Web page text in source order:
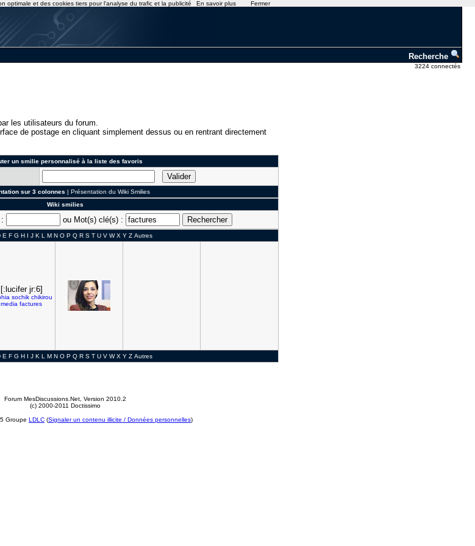
Recherche
3224 connectés
les utilisateurs du forum.
de postage en cliquant simplement dessus ou en rentrant directement
un smilie personnalisé à la liste des favoris
sur 3 colonnes | Présentation du Wiki Smilies
Wiki smilies
ou Mot(s) clé(s) :
E F G H I J K L M N O P Q R S T U V W X Y Z Autres
[:lucifer jr:6]
sochik chikirou
media factures
E F G H I J K L M N O P Q R S T U V W X Y Z Autres
Forum MesDiscussions.Net , Version 2010.2
(c) 2000-2011 Doctissimo
Groupe LDLC (Signaler un contenu illicite / Données personnelles)
optimale et des cookies tiers pour l'analyse du trafic et la publicité En savoir plus Fermer